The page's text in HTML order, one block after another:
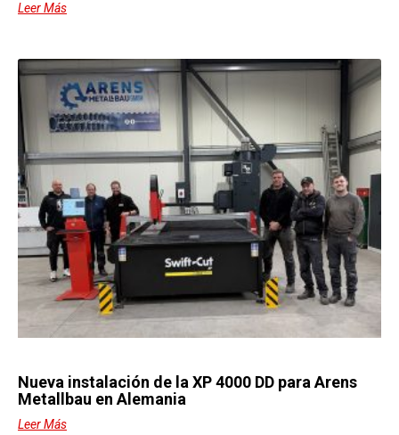
Leer Más
Nueva instalación de la XP 4000 DD para Arens
Metallbau en Alemania
Leer Más